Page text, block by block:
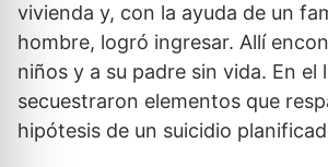
vivienda y, con la ayuda de un
hombre, logró ingresar. Allí
niños y a su padre sin vida. En el
secuestraron elementos que
hipótesis de un suicidio